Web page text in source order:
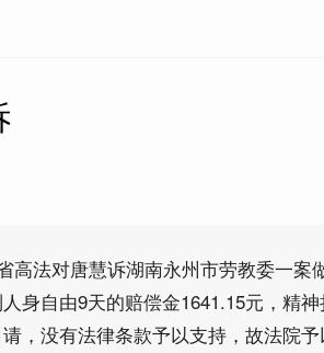
高法对唐慧诉湖南永州市劳教委一案
身自由9天的赔偿金1641.15元，精
，没有法律条款予以支持，故法院予